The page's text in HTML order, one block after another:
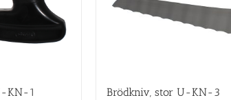
KN-1 Brödkniv, stor U-KN-3